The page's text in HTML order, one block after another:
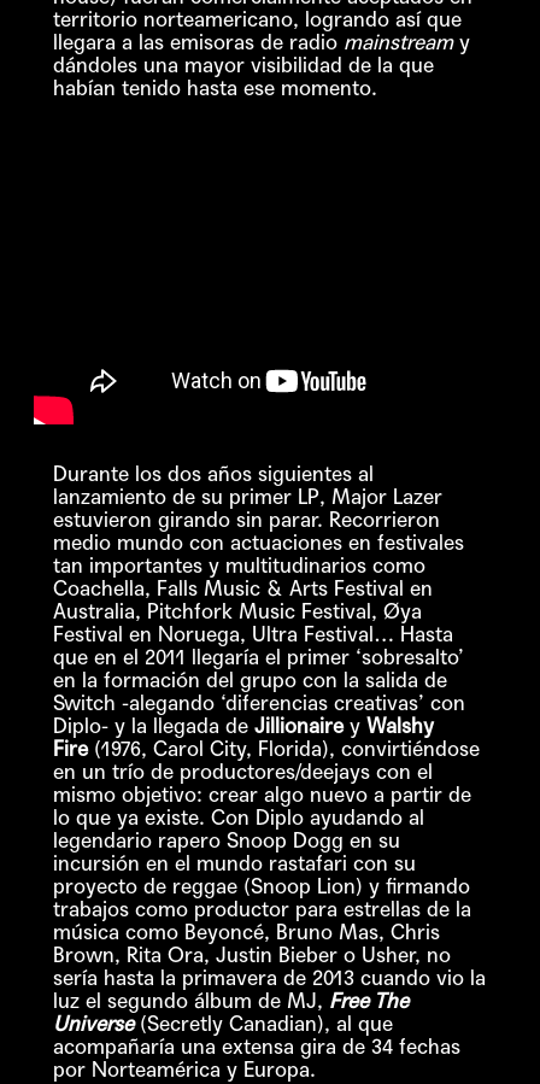
territorio norteamericano, logrando así que
llegara a las emisoras de radio mainstreamy
dándoles una mayor visibilidad de la que
habían tenido hasta ese momento.
Durante los dos años siguientes al
lanzamiento de su primer LP, Major Lazer
estuvieron girando sin parar. Recorrieron
medio mundo con actuaciones en festivales
tan importantes y multitudinarios como
Coachella, Falls Music & Arts Festival en
Australia, Pitchfork Music Festival, Øya
Festival en Noruega, Ultra Festival… Hasta
que en el 2011 llegaría el primer ‘sobresalto’
en la formación del grupo con la salida de
Switch -alegando ‘diferencias creativas’ con
Diplo- y la llegada deJillionaireyWalshy
Fire(1976, Carol City, Florida), convirtiéndose
en un trío de productores/deejays con el
mismo objetivo: crear algo nuevo a partir de
lo que ya existe. Con Diplo ayudando al
legendario rapero Snoop Dogg en su
incursión en el mundo rastafari con su
proyecto de reggae (Snoop Lion) y firmando
trabajos como productor para estrellas de la
música como Beyoncé, Bruno Mas, Chris
Brown, Rita Ora, Justin Bieber o Usher, no
sería hasta la primavera de 2013 cuando vio la
luz el segundo álbum de MJ, Free The
Universe (Secretly Canadian), al que
acompañaría una extensa gira de 34 fechas
por Norteamérica y Europa.